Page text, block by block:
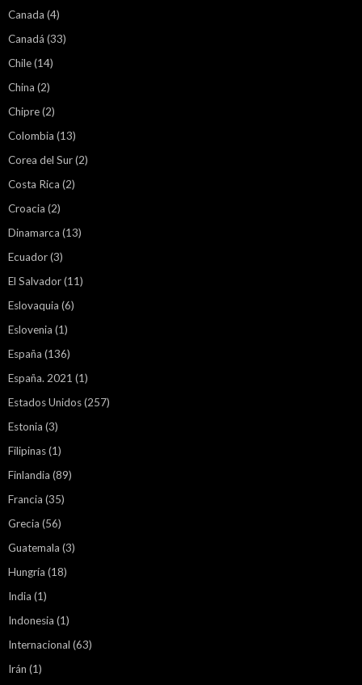
Canada (4)
Canadá (33)
Chile(14)
China (2)
Chipre(2)
Colombia (13)
Corea del Sur(2)
Costa Rica (2)
Croacia (2)
Dinamarca (13)
Ecuador(3)
El Salvador(11)
Eslovaquia (6)
Eslovenia (1)
España (136)
España. 2021 (1)
Estados Unidos(257)
Estonia (3)
Filipinas(1)
Finlandia (89)
Francia (35)
Grecia (56)
Guatemala (3)
Hungría (18)
India (1)
Indonesia (1)
Internacional (63)
Irán (1)